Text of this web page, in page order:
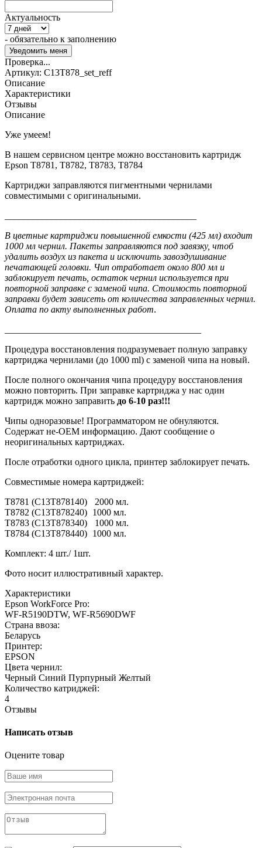
Актуальность
- обязательно к заполнению
Проверка...
Артикул: C13T878_set_reff
Описание
Характеристики
Отзывы
Описание
Уже умеем!
В нашем сервисном центре можно восстановить картридж
Epson T8781, T8782, T8783, T8784
Картриджи заправляются пигментными чернилами
совместимыми с оригинальными.
В цветные картриджи повышенной емкости (425 мл) входит
1000 мл чернил. Пакеты заправляются под завязку, чтоб
удалить воздух из пакета и исключить завоздушивание
печатающей головки. Чип отработает около 800 мл и
заблокирует печать, остаток чернил используется при
повторной заправке с заменой чипа. Стоимость повторной
заправки будет зависеть от количества заправленных чернил.
Оплата по акту выполненных работ.
Процедура восстановления подразумевает полную заправку
картриджа чернилами (до 1000 ml) с заменой чипа на новый.
После полного окончания чипа процедуру восстановления
можно повторить. При заправке картриджа у нас один
картридж можно заправить до 6-10 раз!!!
Чипы одноразовые! Программатором не обнуляются.
Содержат не-OEM информацию. Дают сообщение о
неоригинальных картриджах.
После отработки одного цикла, принтер заблокирует печать.
Совместимые номера картриджей:
T8781 (C13T878140)
2000 мл.
T8782 (C13T878240) 1000 мл.
T8783 (C13T878340)
1000 мл.
T8784 (C13T878440) 1000 мл.
Комплект: 4 шт./ 1шт.
Фото носит иллюстративный характер.
Характеристики
Epson WorkForce Pro:
WF-R5190DTW, WF-R5690DWF
Страна ввоза:
Беларусь
Принтер:
EPSON
Цвета чернил:
Черный Синий Пурпурный Желтый
Количество катриджей:
4
Отзывы
Написать отзыв
Оцените товар